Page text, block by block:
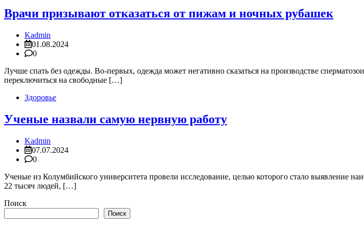
Врачи призывают отказаться от пижам и ночных рубашек
Kadmin
01.08.2024
0
Лучше спать без одежды. Во-первых, одежда может негативно сказаться на производстве
переключиться на свободные […]
Здоровье
Ученые назвали самую нервную работу
Kadmin
07.07.2024
0
Ученые из Колумбийского университета провели исследование, целью которого стало выявление
22 тысяч людей, […]
Поиск
Поиск